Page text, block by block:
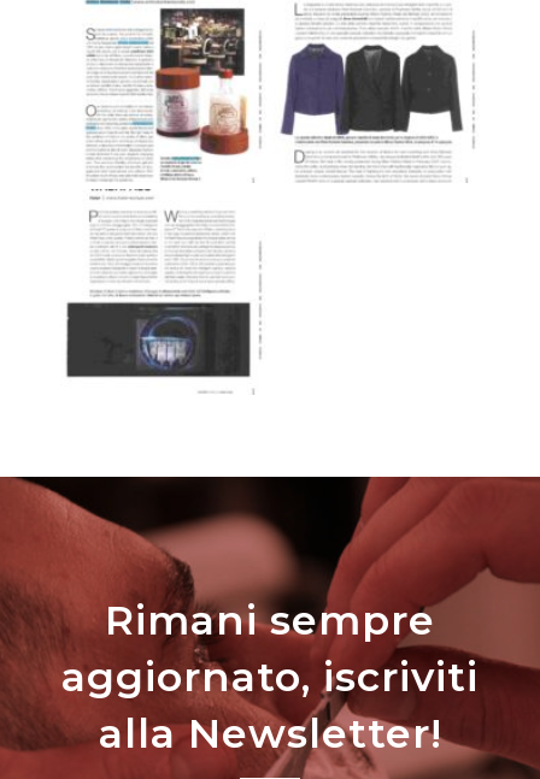
Rimani sempre
aggiornato, iscriviti
alla Newsletter!